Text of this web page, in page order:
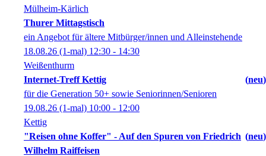
Mülheim-Kärlich
Thurer Mittagstisch
ein Angebot für ältere Mitbürger/innen und Alleinstehende
18.08.26 (1-mal) 12:30 - 14:30
Weißenthurm
Internet-Treff Kettig
neu
für die Generation 50+ sowie Seniorinnen/Senioren
19.08.26 (1-mal) 10:00 - 12:00
Kettig
"Reisen ohne Koffer" - Auf den Spuren von Friedrich
Wilhelm Raiffeisen
neu